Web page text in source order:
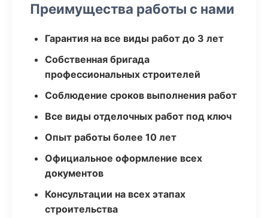
Преимущества работы с нами
Гарантия на все виды работ до 3 лет
Собственная бригада
профессиональных строителей
Соблюдение сроков выполнения работ
Все виды отделочных работ под ключ
Опыт работы более 10 лет
Официальное оформление всех
документов
Консультации на всех этапах
строительства